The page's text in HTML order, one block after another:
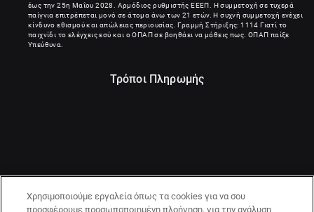
έως την 25η Μαΐου 2028. Αρμόδιος ρυθμιστής ΕΕΕΠ. Η συμμετοχή σε τυχερά
παίγνια επιτρέπεται μονό σε άτομα άνω των 21 ετών. Η συχνή συμμετοχή ενέχει
κίνδυνο εθισμού και απώλειας περιουσίας. Γραμμή Στήριξης: 1114 Γιατί το
παιχνίδι το ελέγχεις εσύ και ο ΟΠΑΠ σε βοηθάει να μάθεις πως. ΟΠΑΠ παίξε
Υπεύθυνα.
Τρόποι Πληρωμής
Χρησιμοποιούμε εργαλεία όπως τα cookies για να σου
προσφέρουμε προσωποποιημένη πλοήγηση, για την ανάλυση